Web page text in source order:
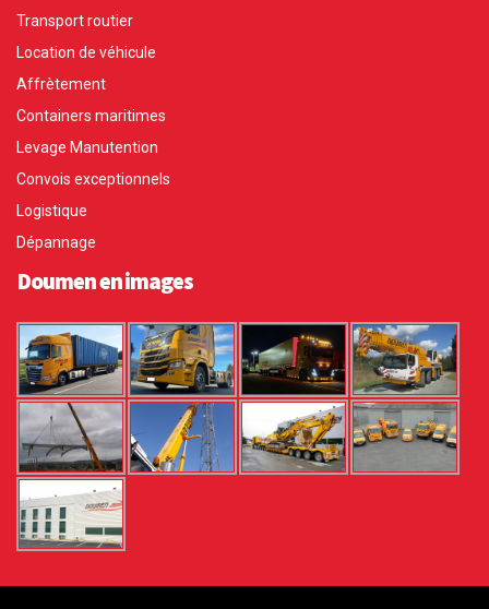
Transport routier
Location de véhicule
Affrètement
Containers maritimes
Levage Manutention
Convois exceptionnels
Logistique
Dépannage
Doumen en images